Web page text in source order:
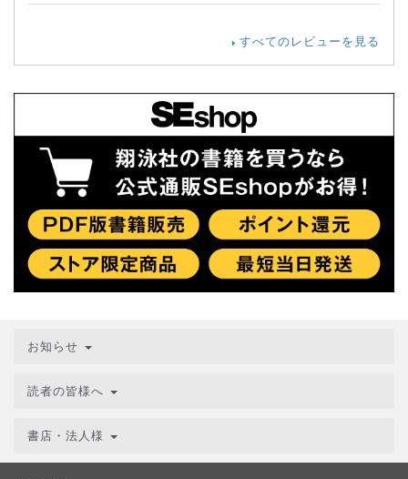
すべてのレビューを見る
お知らせ
読者の皆様へ
書店・法人様